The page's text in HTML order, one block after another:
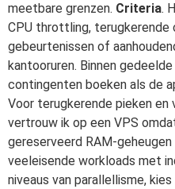
meetbare grenzen. Criteria.
CPU throttling,
gebeurtenissen of
kantooruren. Binnen
contingenten boeken als de
Voor terugkerende pieken
vertrouw ik op een VPS
gereserveerd RAM-
veeleisende workloads met
niveaus van parallellisme,